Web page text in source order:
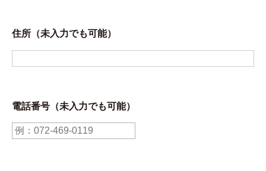
住所（未入力でも可能）
電話番号（未入力でも可能）